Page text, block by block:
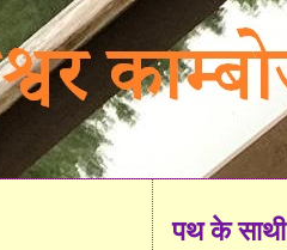
पथ के साथी